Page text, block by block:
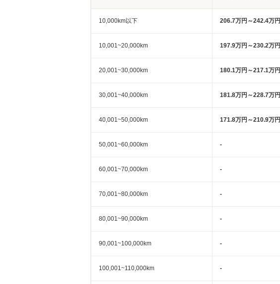
10,000km以下 206.7万円～242.4万円
10,001~20,000km 197.9万円～230.2万円
20,001~30,000km 180.1万円～217.1万円
30,001~40,000km 181.8万円～228.7万円
40,001~50,000km 171.8万円～210.9万円
50,001~60,000km -
60,001~70,000km -
70,001~80,000km -
80,001~90,000km -
90,001~100,000km -
100,001~110,000km -